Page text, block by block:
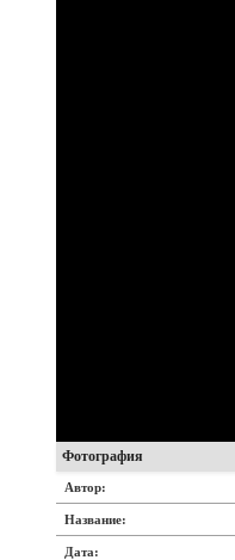
Фотография
Автор:
Название:
Дата: